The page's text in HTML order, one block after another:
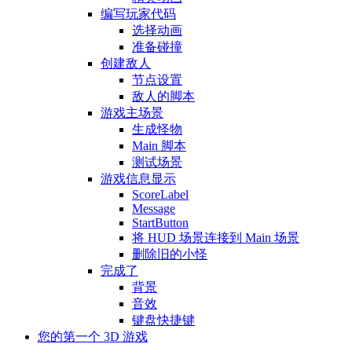
编写玩家代码
选择动画
准备碰撞
创建敌人
节点设置
敌人的脚本
游戏主场景
生成怪物
Main 脚本
测试场景
游戏信息显示
ScoreLabel
Message
StartButton
将 HUD 场景连接到 Main 场景
删除旧的小怪
完成了
背景
音效
键盘快捷键
您的第一个 3D 游戏